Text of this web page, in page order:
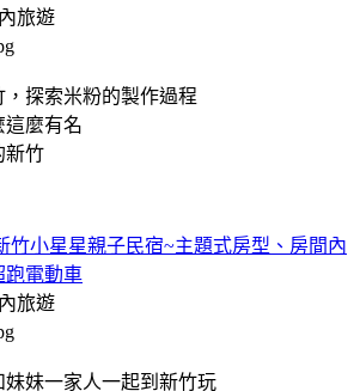
旅遊
探索米粉的製作過程
這麼有名
新竹
竹小星星親子民宿~主題式房型、房間內
跑電動車
旅遊
妹一家人一起到新竹玩